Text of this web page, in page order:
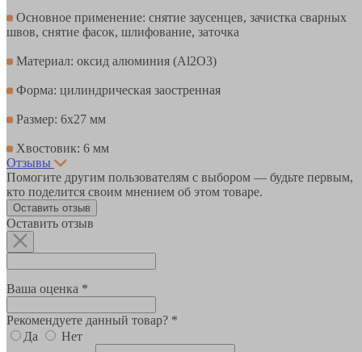
Основное применение: снятие заусенцев, зачистка сварных
швов, снятие фасок, шлифование, заточка
Материал: оксид алюминия (Al2O3)
Форма: цилиндрическая заостренная
Размер: 6х27 мм
Хвостовик: 6 мм
Отзывы
Помогите другим пользователям с выбором — будьте первым,
кто поделится своим мнением об этом товаре.
Оставить отзыв
Оставить отзыв
Ваша оценка *
Рекомендуете данный товар? *
Да
Нет